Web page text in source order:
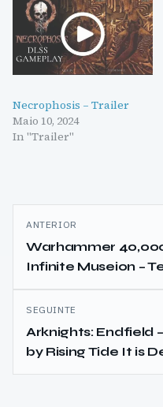
Necrophosis – Trailer
Maio 10, 2024
In "Trailer"
Navegação
de
artigos
ANTERIOR
Warhammer
Infinite Museion –
SEGUINTE
Arknights: Endfield
by Rising Tide It is